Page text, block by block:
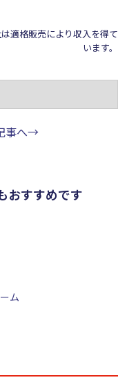
適格販売により収入を得て
います。
事へ→
おすすめです
ム